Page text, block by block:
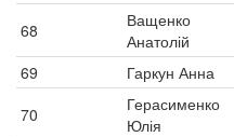
68
Ващенко
Анатолій
69
Гаркун Анна
70
Герасименко
Юлія